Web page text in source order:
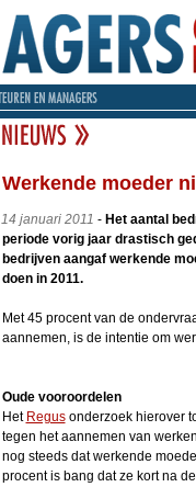
Werkende moeder
14 januari 2011 - Het aantal
periode vorig jaar drastisch
bedrijven aangaf werkende
doen in 2011.
Met 45 procent van de
aannemen, is de intentie om
Oude vooroordelen
Het Regusonderzoek hierover
tegen het aannemen van
nog steeds dat werkende
procent is bang dat ze kort na